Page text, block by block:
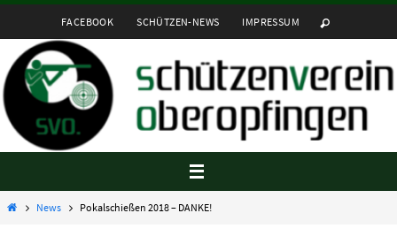
Inhalt
springen
FACEBOOK SCHÜTZEN-NEWS IMPRESSUM
Startseite
News Pokalschießen 2018 – DANKE!